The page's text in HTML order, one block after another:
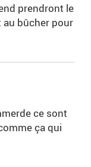
prendront le
au bûcher pour
ce sont
ça qui